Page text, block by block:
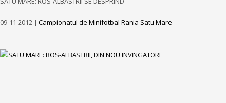
09-11-2012 | Campionatul de Minifotbal Rania Satu Mare